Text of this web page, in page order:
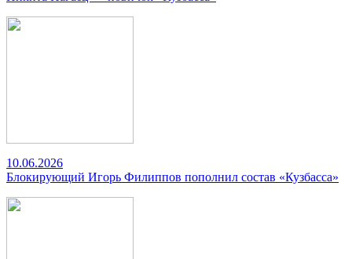
10.06.2026
Блокирующий Игорь Филиппов пополнил состав «Кузбасса»